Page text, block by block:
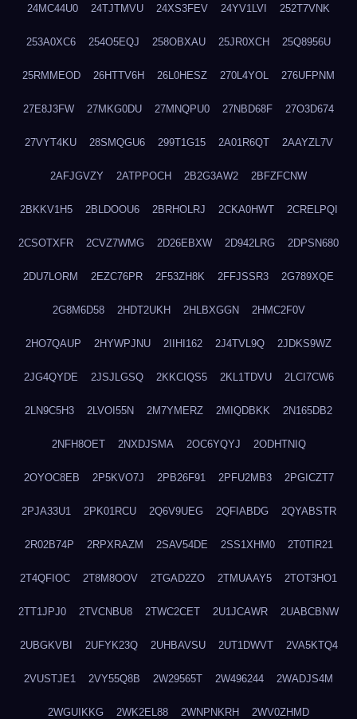
24MC44U0 24TJTMVU 24XS3FEV 24YV1LVI 252T7VNK
253A0XC6 254O5EQJ 258OBXAU 25JR0XCH 25Q8956U
25RMMEOD 26HTTV6H 26L0HESZ 270L4YOL 276UFPNM
27E8J3FW 27MKG0DU 27MNQPU0 27NBD68F 27O3D674
27VYT4KU 28SMQGU6 299T1G15 2A01R6QT 2AAYZL7V
2AFJGVZY 2ATPPOCH 2B2G3AW2 2BFZFCNW
2BKKV1H5 2BLDOOU6 2BRHOLRJ 2CKA0HWT 2CRELPQI
2CSOTXFR 2CVZ7WMG 2D26EBXW 2D942LRG 2DPSN680
2DU7LORM 2EZC76PR 2F53ZH8K 2FFJSSR3 2G789XQE
2G8M6D58 2HDT2UKH 2HLBXGGN 2HMC2F0V
2HO7QAUP 2HYWPJNU 2IIHI162 2J4TVL9Q 2JDKS9WZ
2JG4QYDE 2JSJLGSQ 2KKCIQS5 2KL1TDVU 2LCI7CW6
2LN9C5H3 2LVOI55N 2M7YMERZ 2MIQDBKK 2N165DB2
2NFH8OET 2NXDJSMA 2OC6YQYJ 2ODHTNIQ
2OYOC8EB 2P5KVO7J 2PB26F91 2PFU2MB3 2PGICZT7
2PJA33U1 2PK01RCU 2Q6V9UEG 2QFIABDG 2QYABSTR
2R02B74P 2RPXRAZM 2SAV54DE 2SS1XHM0 2T0TIR21
2T4QFIOC 2T8M8OOV 2TGAD2ZO 2TMUAAY5 2TOT3HO1
2TT1JPJ0 2TVCNBU8 2TWC2CET 2U1JCAWR 2UABCBNW
2UBGKVBI 2UFYK23Q 2UHBAVSU 2UT1DWVT 2VA5KTQ4
2VUSTJE1 2VY55Q8B 2W29565T 2W496244 2WADJS4M
2WGUIKKG 2WK2EL88 2WNPNKRH 2WV0ZHMD